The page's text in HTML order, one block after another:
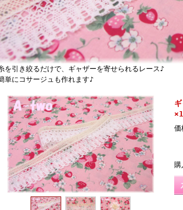
引き絞るだけで、ギャザーを寄せられるレース♪
にコサージュも作れます♪
価
購